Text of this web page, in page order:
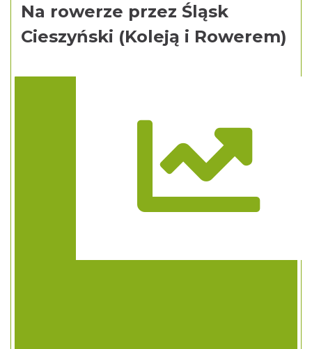
Na rowerze przez Śląsk
Cieszyński (Koleją i Rowerem)
Trasa